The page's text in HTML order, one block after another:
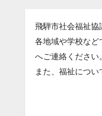
飛騨市社会福祉協
各地域や学校など
へご連絡ください
また、福祉につ